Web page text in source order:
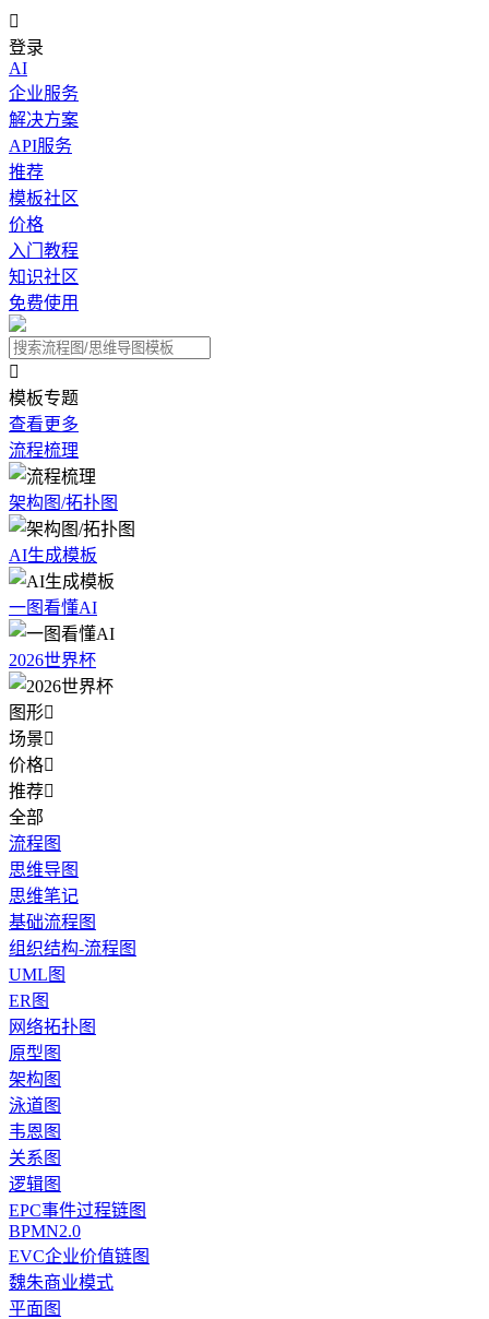

登录
AI
企业服务
解决方案
API服务
推荐
模板社区
价格
入门教程
知识社区
免费使用

模板专题
查看更多
流程梳理
架构图/拓扑图
AI生成模板
一图看懂AI
2026世界杯
图形
场景
价格
推荐
全部
流程图
思维导图
思维笔记
基础流程图
组织结构-流程图
UML图
ER图
网络拓扑图
原型图
架构图
泳道图
韦恩图
关系图
逻辑图
EPC事件过程链图
BPMN2.0
EVC企业价值链图
魏朱商业模式
平面图